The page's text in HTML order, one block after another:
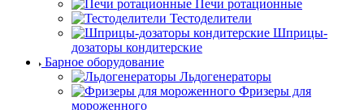
Печи ротационные
Тестоделители
Шприцы-
дозаторы кондитерские
Барное оборудование
Льдогенераторы
Фризеры для
мороженного